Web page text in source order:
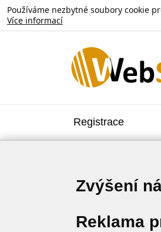
Používáme nezbytné soubory cookie
Více informací
Registrace
Zvýšení
Reklama